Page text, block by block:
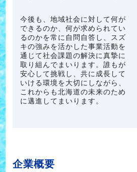
今後も、地域社会に対して何が
できるのか、何が求められてい
るのかを常に自問自答し、スズ
キの強みを活かした事業活動を
通じて社会課題の解決に真摯に
取り組んでまいります。誰もが
安心して挑戦し、共に成長して
いける環境を大切にしながら、
これからも北海道の未来のため
に邁進してまいります。
企業概要